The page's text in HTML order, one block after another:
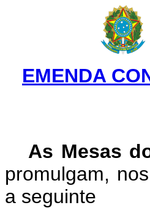
EMENDA
As Mesas
promulgam,
a seguinte